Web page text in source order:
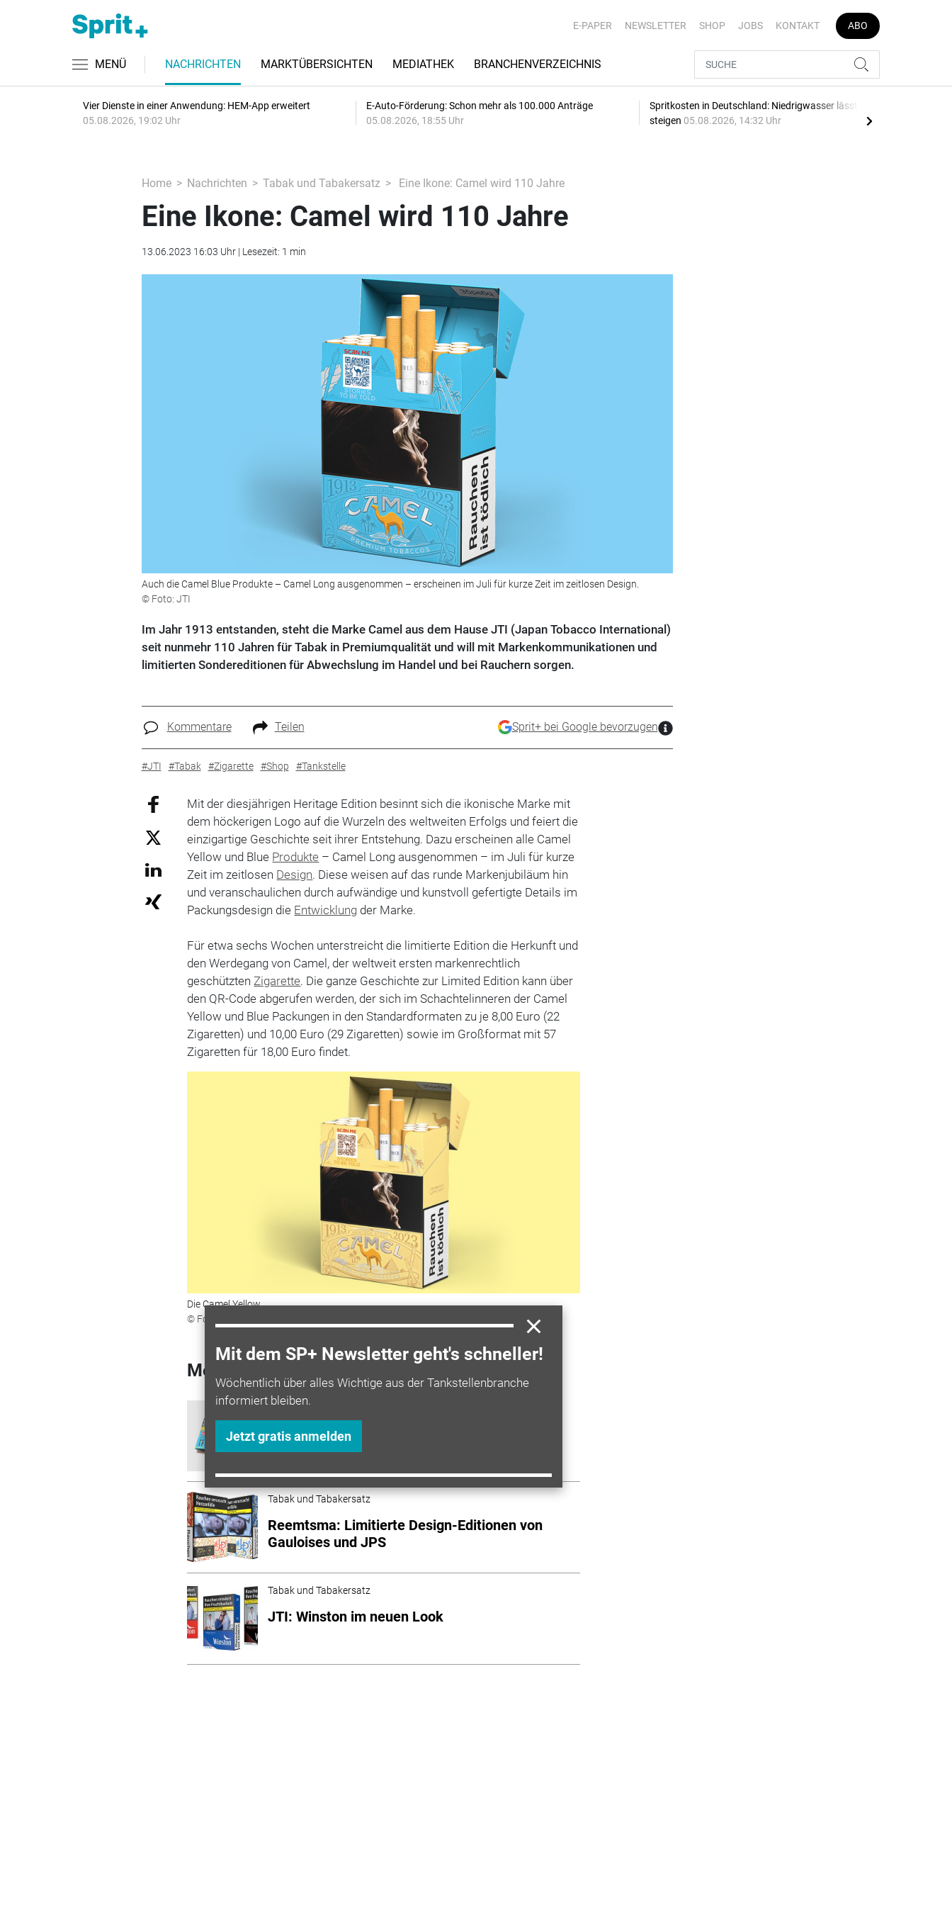
E-PAPER NEWSLETTER SHOP JOBS KONTAKT ABO
MENÜ NACHRICHTEN MARKTÜBERSICHTEN MEDIATHEK BRANCHENVERZEICHNIS
Vier Dienste in einer Anwendung: HEM-App erweitert
05.08.2026, 19:02 Uhr
E-Auto-Förderung: Schon mehr als 100.000 Anträge
05.08.2026, 18:55 Uhr
Spritkosten in Deutschland: Niedrigwasser lässt Preise
steigen 05.08.2026, 14:32 Uhr
Home Nachrichten Tabak und Tabakersatz Eine Ikone: Camel wird 110 Jahre
Eine Ikone: Camel wird 110 Jahre
13.06.2023 16:03 Uhr | Lesezeit: 1 min
Auch die Camel Blue Produkte – Camel Long ausgenommen – erscheinen im Juli für kurze Zeit im zeitlosen Design.
© Foto: JTI
Im Jahr 1913 entstanden, steht die Marke Camel aus dem Hause JTI (Japan Tobacco International)
seit nunmehr 110 Jahren für Tabak in Premiumqualität und will mit Markenkommunikationen und
limitierten Sondereditionen für Abwechslung im Handel und bei Rauchern sorgen.
Kommentare Teilen Sprit+ bei Google bevorzugen
#JTI #Tabak #Zigarette #Shop #Tankstelle
Mit dem SP+ Newsletter geht's schneller!
Wöchentlich über alles Wichtige aus der Tankstellenbranche
informiert bleiben.
Jetzt gratis anmelden
Mit der diesjährigen Heritage Edition besinnt sich die ikonische Marke mit
dem höckerigen Logo auf die Wurzeln des weltweiten Erfolgs und feiert die
einzigartige Geschichte seit ihrer Entstehung. Dazu erscheinen alle Camel
Yellow und Blue Produkte – Camel Long ausgenommen – im Juli für kurze
Zeit im zeitlosen Design. Diese weisen auf das runde Markenjubiläum hin
und veranschaulichen durch aufwändige und kunstvoll gefertigte Details im
Packungsdesign die Entwicklung der Marke.
Für etwa sechs Wochen unterstreicht die limitierte Edition die Herkunft und
den Werdegang von Camel, der weltweit ersten markenrechtlich
geschützten Zigarette. Die ganze Geschichte zur Limited Edition kann über
den QR-Code abgerufen werden, der sich im Schachtelinneren der Camel
Yellow und Blue Packungen in den Standardformaten zu je 8,00 Euro (22
Zigaretten) und 10,00 Euro (29 Zigaretten) sowie im Großformat mit 57
Zigaretten für 18,00 Euro findet.
Die Camel Yellow.
© Foto: JTI
Mehr zum Thema entdecken
Tabak und Tabakersatz
JTI: Sonderedition der American Spirit
Tabak und Tabakersatz
Reemtsma: Limitierte Design-Editionen von
Gauloises und JPS
Tabak und Tabakersatz
JTI: Winston im neuen Look